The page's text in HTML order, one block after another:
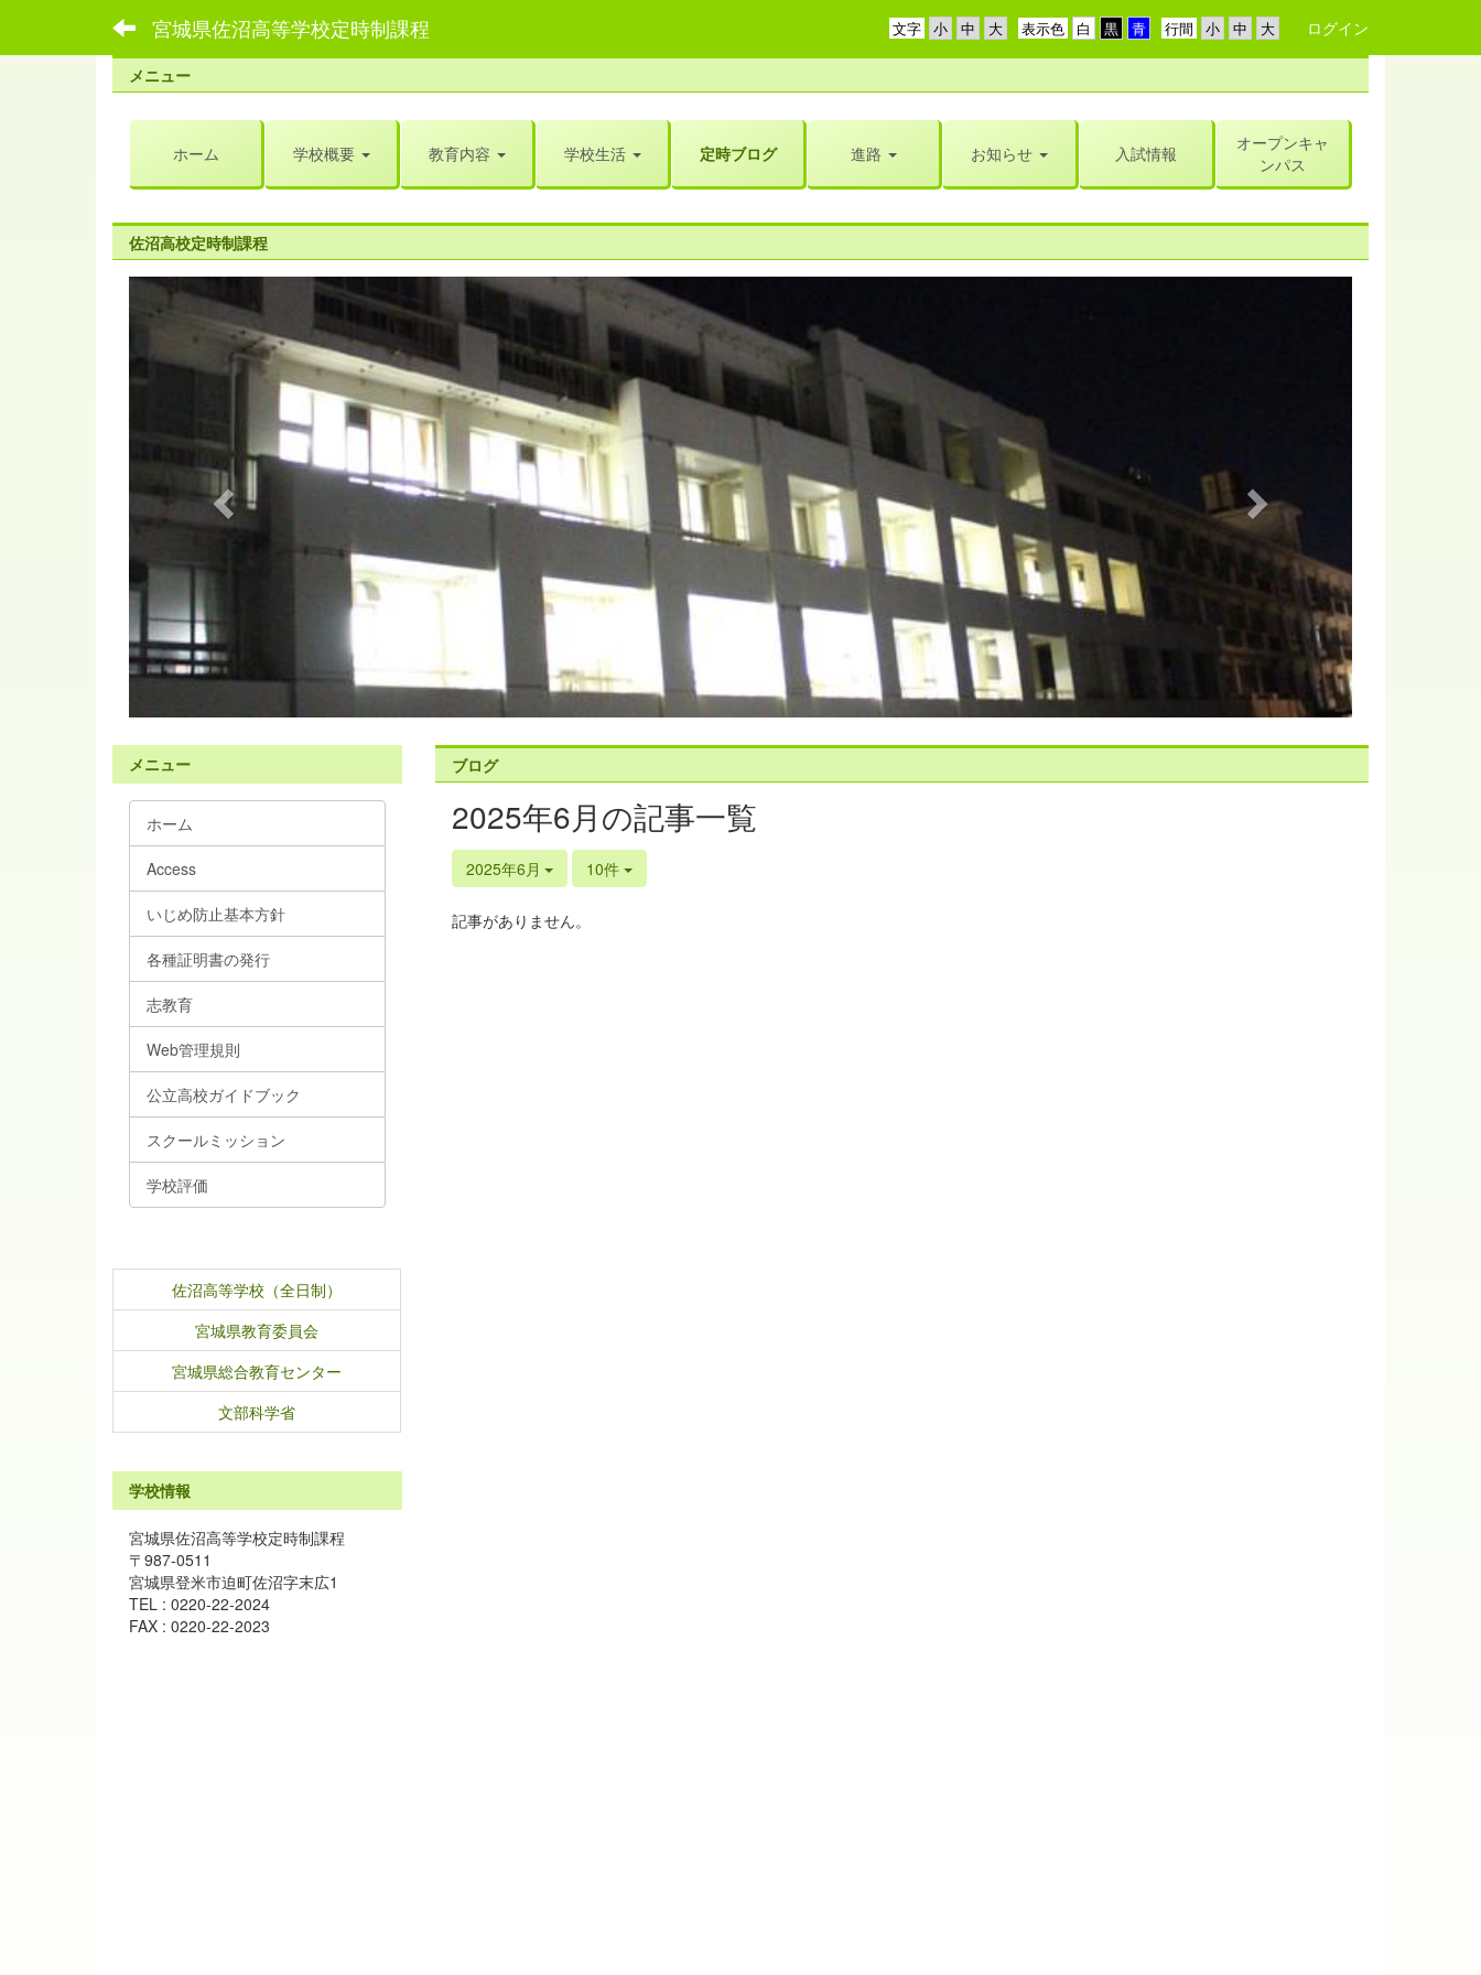
宮城県佐沼高等学校定時制課程 行間
表示色
文字 ログイン
メニュー
ホーム 学校概要 教育内容 学校生活 定時ブログ 進路 お知らせ 入試情報
オープンキャ
ンパス
佐沼高校定時制課程
r
e
v
o
u
s
ブログ
2025年6月の記事一覧
2025年6月 10件
記事がありません。
メニュー
ホーム
Access
いじめ防止基本方針
各種証明書の発行
志教育
Web管理規則
公立高校ガイドブック
スクールミッション
学校評価
佐沼高等学校（全日制）
宮城県教育委員会
宮城県総合教育センター
文部科学省
学校情報
宮城県佐沼高等学校定時制課程
〒987-0511
宮城県登米市迫町佐沼字末広1
TEL : 0220-22-2024
FAX : 0220-22-2023